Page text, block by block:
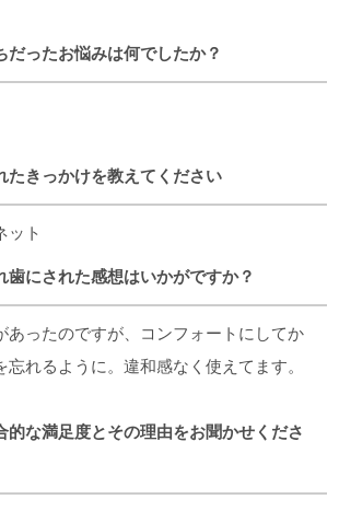
だったお悩みは何でしたか？
たきっかけを教えてください
ット
歯にされた感想はいかがですか？
あったのですが、コンフォートにしてか
忘れるように。違和感なく使えてます。
的な満足度とその理由をお聞かせくださ